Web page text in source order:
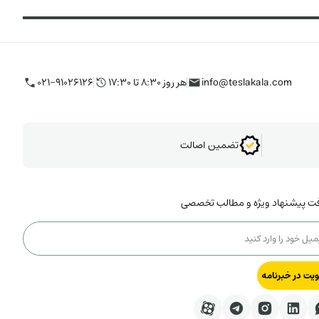
۰۲۱-۹۱۰۲۶۱۲۶ هر روز ۸:۳۰ تا ۱۷:۳۰ info@teslakala.com
تضمین اصالت
پیشنهاد ویژه و مطالب تخصصی
در خبرنامه